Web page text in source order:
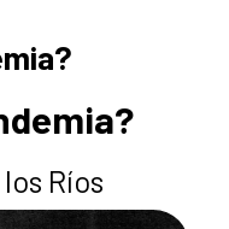
Ríos